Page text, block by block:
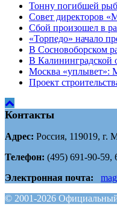
Тонну погибшей
Совет директоров
Сбой произошел в
«Торпедо» начало
В Сосновоборском
В Калининградской
Москва «уплывет»:
Проект
Контакты
Адрес: Россия, 119019, г.
Телефон: (495) 691-90-59,
Электронная почта:
© 2001-2026